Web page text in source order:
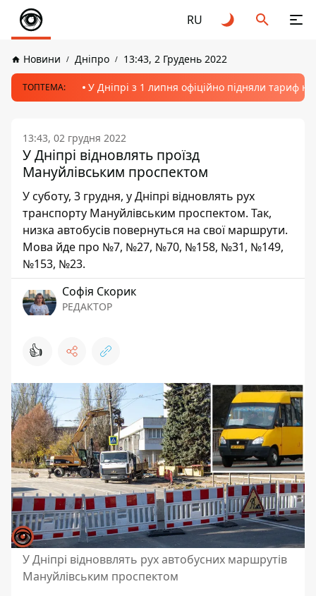
RU
Новини Дніпро 13:43, 2 Грудень 2022
ТОПТЕМА: У Дніпрі з 1 липня офіційно підняли тариф
13:43, 02 грудня 2022
У Дніпрі відновлять проїзд
Мануйлівським проспектом
У суботу, 3 грудня, у Дніпрі відновлять рух
транспорту Мануйлівським проспектом. Так,
низка автобусів повернуться на свої маршрути.
Мова йде про №7, №27, №70, №158, №31, №149,
№153, №23.
Софія Скорик
РЕДАКТОР
👍
У Дніпрі відноввлять рух автобусних маршрутів
Мануйлівським проспектом